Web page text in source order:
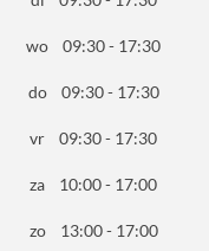
wo 09:30 - 17:30
do 09:30 - 17:30
vr 09:30 - 17:30
za 10:00 - 17:00
zo 13:00 - 17:00